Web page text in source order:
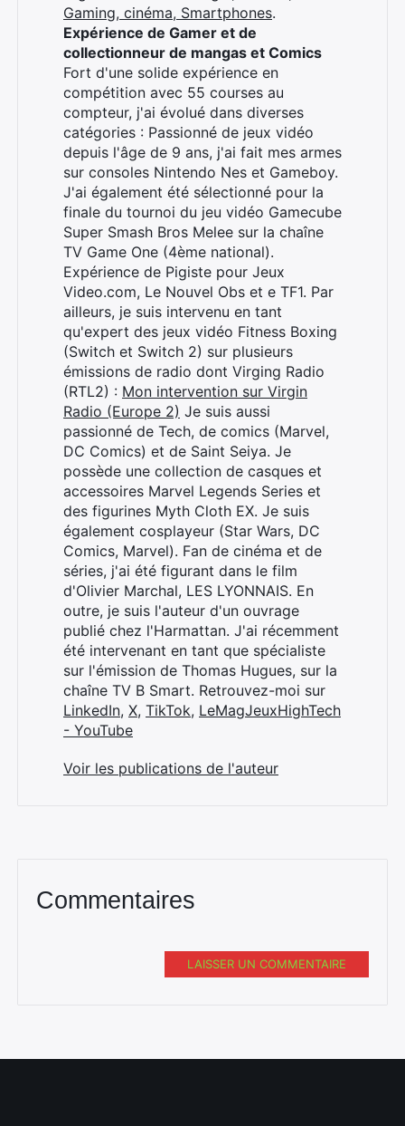
Gaming, cinéma, Smartphones.
Expérience de Gamer et de
collectionneur de mangas et Comics
Fort d'une solide expérience en
compétition avec 55 courses au
compteur, j'ai évolué dans diverses
catégories : Passionné de jeux vidéo
depuis l'âge de 9 ans, j'ai fait mes armes
sur consoles Nintendo Nes et Gameboy.
J'ai également été sélectionné pour la
finale du tournoi du jeu vidéo Gamecube
Super Smash Bros Melee sur la chaîne
TV Game One (4ème national).
Expérience de Pigiste pour Jeux
Video.com, Le Nouvel Obs et e TF1. Par
ailleurs, je suis intervenu en tant
qu'expert des jeux vidéo Fitness Boxing
(Switch et Switch 2) sur plusieurs
émissions de radio dont Virging Radio
(RTL2) : Mon intervention sur Virgin
Radio (Europe 2) Je suis aussi
passionné de Tech, de comics (Marvel,
DC Comics) et de Saint Seiya. Je
possède une collection de casques et
accessoires Marvel Legends Series et
des figurines Myth Cloth EX. Je suis
également cosplayeur (Star Wars, DC
Comics, Marvel). Fan de cinéma et de
séries, j'ai été figurant dans le film
d'Olivier Marchal, LES LYONNAIS. En
outre, je suis l'auteur d'un ouvrage
publié chez l'Harmattan. J'ai récemment
été intervenant en tant que spécialiste
sur l'émission de Thomas Hugues, sur la
chaîne TV B Smart. Retrouvez-moi sur
LinkedIn, X, TikTok, LeMagJeuxHighTech
- YouTube
Voir les publications de l'auteur
Commentaires
LAISSER UN COMMENTAIRE
Rechercher
: